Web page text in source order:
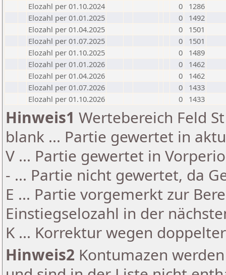
Elozahl per 01.10.2024
0
1286
Elozahl per 01.01.2025
0
1492
Elozahl per 01.04.2025
0
1501
Elozahl per 01.07.2025
0
1501
Elozahl per 01.10.2025
0
1489
Elozahl per 01.01.2026
0
1462
Elozahl per 01.04.2026
0
1462
Elozahl per 01.07.2026
0
1433
Elozahl per 01.10.2026
0 1433
Hinweis1 Wertebereich Feld
blank ... Partie gewertet in
V ... Partie gewertet in
- ... Partie nicht gewertet, da
E ... Partie vorgemerkt zur
Einstiegselozahl in der
K ... Korrektur wegen
Hinweis2 Kontumazen